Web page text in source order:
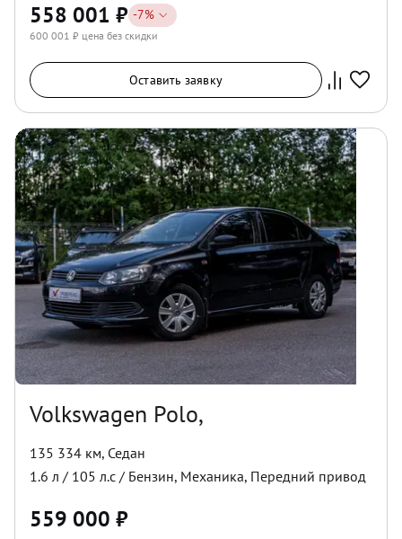
558 001 ₽ -7%
600 001 ₽ цена без скидки
Оставить заявку
Volkswagen Polo,
135 334 км, Седан
1.6 л / 105 л.с / Бензин, Механика, Передний привод
559 000 ₽